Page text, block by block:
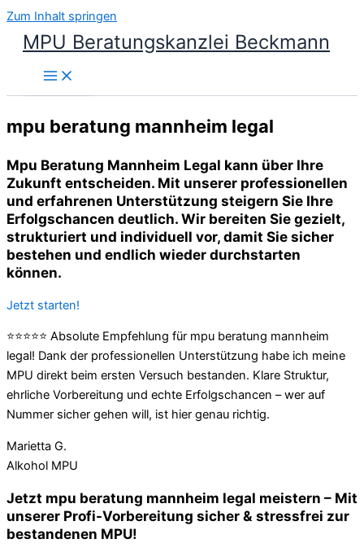
Zum Inhalt springen
MPU Beratungskanzlei Beckmann
mpu beratung mannheim legal
Mpu Beratung Mannheim Legal kann über Ihre
Zukunft entscheiden. Mit unserer professionellen
und erfahrenen Unterstützung steigern Sie Ihre
Erfolgschancen deutlich. Wir bereiten Sie gezielt,
strukturiert und individuell vor, damit Sie sicher
bestehen und endlich wieder durchstarten
können.
Jetzt starten!
⭐⭐⭐⭐⭐ Absolute Empfehlung für mpu beratung mannheim
legal! Dank der professionellen Unterstützung habe ich meine
MPU direkt beim ersten Versuch bestanden. Klare Struktur,
ehrliche Vorbereitung und echte Erfolgschancen – wer auf
Nummer sicher gehen will, ist hier genau richtig.
Marietta G.
Alkohol MPU
Jetzt mpu beratung mannheim legal meistern – Mit
unserer Profi-Vorbereitung sicher & stressfrei zur
bestandenen MPU!